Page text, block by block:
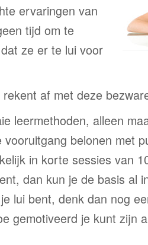
ervaringen van
tijd om te
ze er te lui voor
af met deze
leermethoden, alleen
vooruitgang belonen met
in korte sessies van
dan kun je de basis al
lui bent, denk dan nog
gemotiveerd je kunt zijn